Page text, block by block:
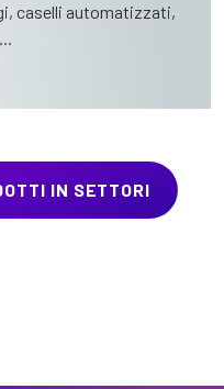
caselli automatizzati,
IN SETTORI